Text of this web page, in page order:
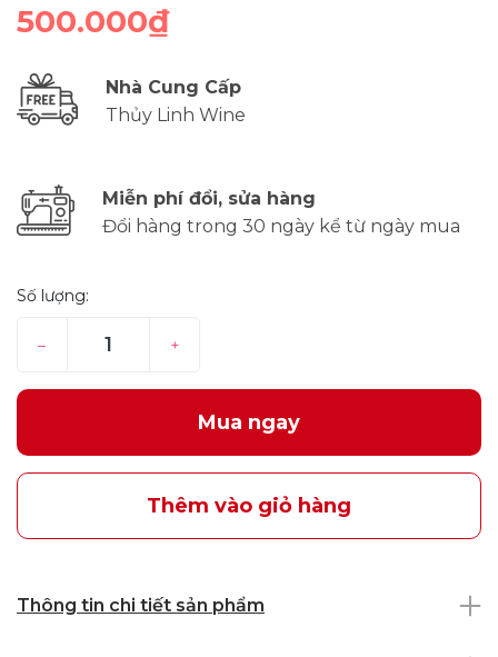
500.000₫
Nhà Cung Cấp
Thủy Linh Wine
Miễn phí đổi, sửa hàng
Đổi hàng trong 30 ngày kể từ ngày mua
Số lượng:
– +
Mua ngay
Thêm vào giỏ hàng
Thông tin chi tiết sản phẩm